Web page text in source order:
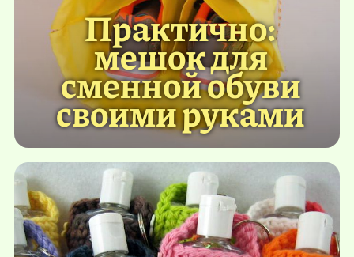
Практично:
мешок для
сменной обуви
своими руками